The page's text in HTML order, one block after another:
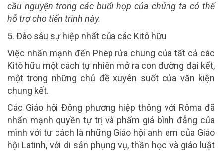
cầu nguyện trong các buổi họp của chúng ta có thể
hỗ trợ cho tiến trình này.
5. Đào sâu sự hiệp nhất của các Kitô hữu
Việc nhấn mạnh đến Phép rửa chung của tất cả các
Kitô hữu một cách tự nhiên mở ra con đường đại kết,
một trong những chủ đề xuyên suốt của văn kiện
chung kết.
Các Giáo hội Đông phương hiệp thông với Rôma đã
nhấn mạnh quyền tự trị và phẩm giá bình đẳng của
mình với tư cách là những Giáo hội anh em của Giáo
hội Latinh, với di sản phụng vụ, thần học và giáo luật